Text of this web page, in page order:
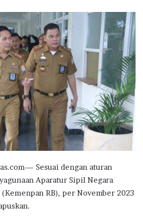
Sesuai dengan aturan
Aparatur Sipil Negara
RB), per November 2023